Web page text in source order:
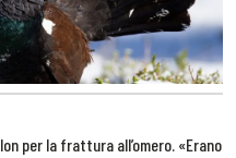
per la frattura all’omero. «Erano